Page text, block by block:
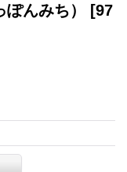
んみち） [97